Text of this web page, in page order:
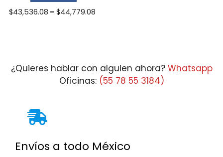
$43,536.08 – $44,779.08Price
¿Quieres hablar con alguien ahora? Whatsapp
Oficinas: (55 78 55 3184)
Envíos a todo México